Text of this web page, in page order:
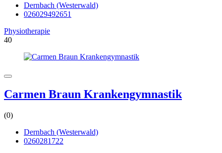
Dernbach (Westerwald)
026029492651
Physiotherapie
40
Carmen Braun Krankengymnastik
(0)
Dernbach (Westerwald)
0260281722